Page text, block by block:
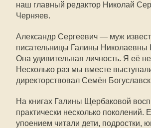
наш главный редактор Николай
Черняев.
Александр Сергеевич — муж
писательницы Галины Николаевны
Она удивительная личность. Я её
Несколько раз мы вместе
директорствовал Семён
На книгах Галины Щербаковой
практически несколько поколений.
упоением читали дети, подростки,